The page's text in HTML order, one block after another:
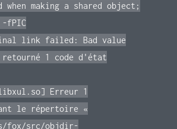
when making a shared object;
-fPIC
link failed: Bad value
1 code d'état
Erreur 1
le répertoire «
fox/src/objdir-